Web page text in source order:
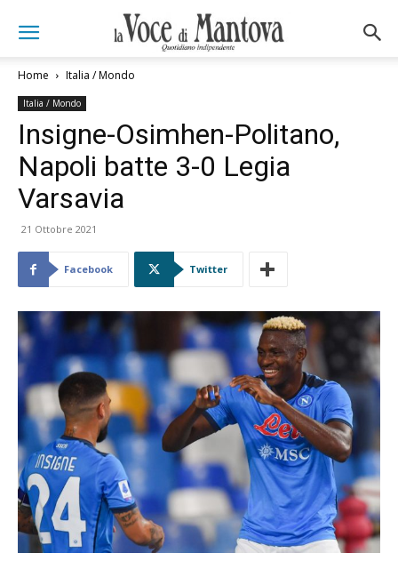
Home Italia / Mondo
Italia / Mondo
Insigne-Osimhen-Politano,
Napoli batte 3-0 Legia
Varsavia
21 Ottobre 2021
Facebook Twitter